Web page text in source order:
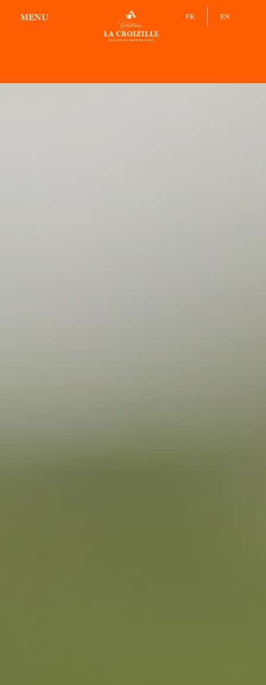
MENU FR EN
LES VINS